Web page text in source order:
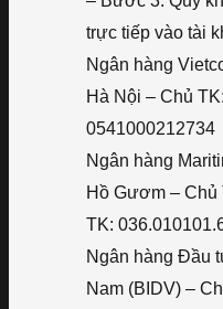
trực tiếp vào tài
Ngân hàng
Hà Nội – Chủ
0541000212734
Ngân hàng
Hồ Gươm – Chủ
TK:
Ngân hàng Đầu
Nam (BIDV) –